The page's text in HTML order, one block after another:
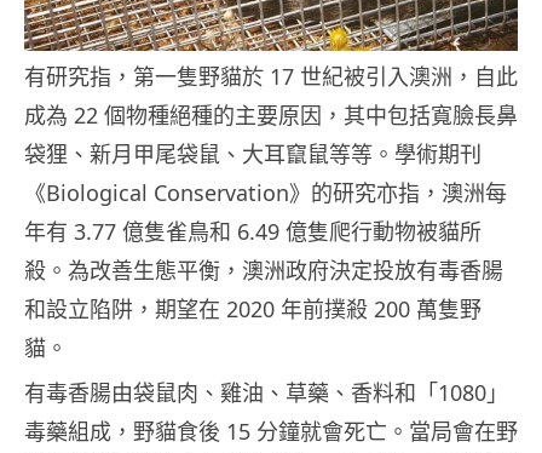
有研究指，第一隻野貓於 17 世紀被引入澳洲，自此
成為 22 個物種絕種的主要原因，其中包括寬臉長鼻
袋狸、新月甲尾袋鼠、大耳竄鼠等等。學術期刊
《Biological Conservation》的研究亦指，澳洲每
年有 3.77 億隻雀鳥和 6.49 億隻爬行動物被貓所
殺。為改善生態平衡，澳洲政府決定投放有毒香腸
和設立陷阱，期望在 2020 年前撲殺 200 萬隻野
貓。
有毒香腸由袋鼠肉、雞油、草藥、香料和「1080」
毒藥組成，野貓食後 15 分鐘就會死亡。當局會在野